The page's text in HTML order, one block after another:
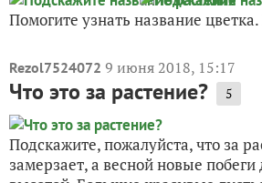
Помогите узнать название
Rezol7524072 9 июня 2018, 15:17
Что это за растение? 5
Подскажите, пожалуйста, что за
замерзает, а весной новые